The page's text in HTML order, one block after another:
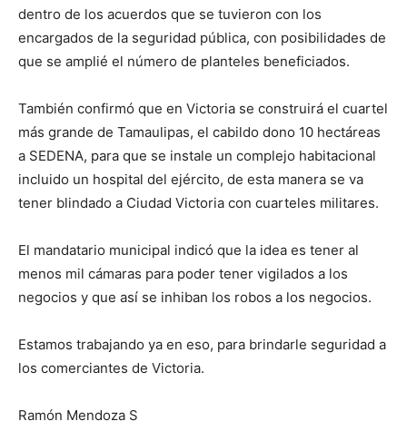
dentro de los acuerdos que se tuvieron con los
encargados de la seguridad pública, con posibilidades de
que se amplié el número de planteles beneficiados.
También confirmó que en Victoria se construirá el cuartel
más grande de Tamaulipas, el cabildo dono 10 hectáreas
a SEDENA, para que se instale un complejo habitacional
incluido un hospital del ejército, de esta manera se va
tener blindado a Ciudad Victoria con cuarteles militares.
El mandatario municipal indicó que la idea es tener al
menos mil cámaras para poder tener vigilados a los
negocios y que así se inhiban los robos a los negocios.
Estamos trabajando ya en eso, para brindarle seguridad a
los comerciantes de Victoria.
Ramón Mendoza S